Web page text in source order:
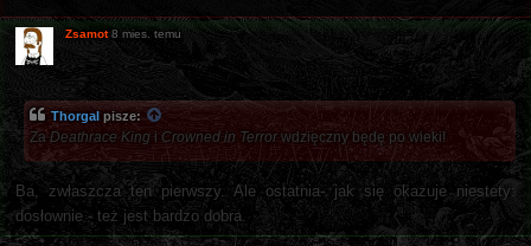
Zsamot 8 mies. temu
Thorgal pisze:
Za Deathrace King i Crowned in Terror wdzięczny będę po wieki!
Ba, zwłaszcza ten pierwszy. Ale ostatnia- jak się okazuje niestety:
dosłownie - też jest bardzo dobra.